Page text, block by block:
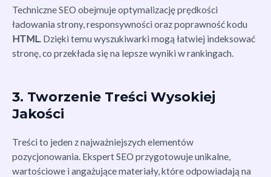
Techniczne SEO obejmuje optymalizację prędkości
ładowania strony, responsywności oraz poprawność kodu
HTML. Dzięki temu wyszukiwarki mogą łatwiej indeksować
stronę, co przekłada się na lepsze wyniki w rankingach.
3. Tworzenie Treści Wysokiej
Jakości
Treści to jeden z najważniejszych elementów
pozycjonowania. Ekspert SEO przygotowuje unikalne,
wartościowe i angażujące materiały, które odpowiadają na